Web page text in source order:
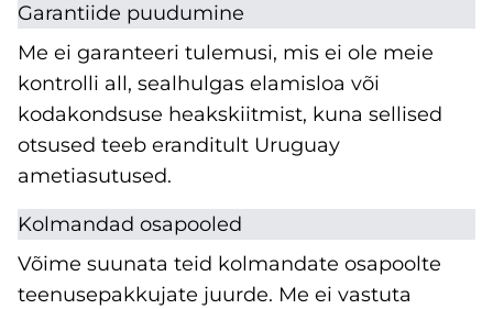
Garantiide puudumine
Me ei garanteeri tulemusi, mis ei ole meie
kontrolli all, sealhulgas elamisloa või
kodakondsuse heakskiitmist, kuna sellised
otsused teeb eranditult Uruguay
ametiasutused.
Kolmandad osapooled
Võime suunata teid kolmandate osapoolte
teenusepakkujate juurde. Me ei vastuta